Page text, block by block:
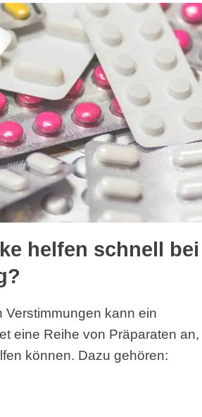
helfen schnell bei
Verstimmungen kann ein
eine Reihe von Präparaten an,
können. Dazu gehören: